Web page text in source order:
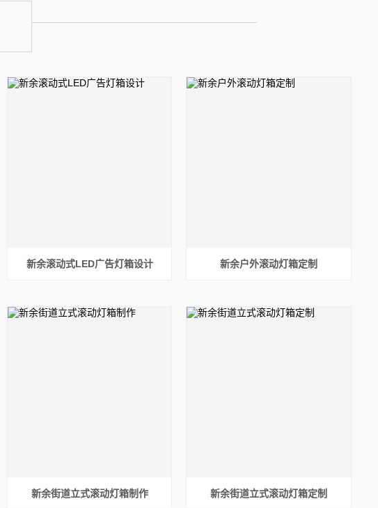
新余滚动式LED广告灯箱设计 新余户外滚动灯箱定制
新余街道立式滚动灯箱制作 新余街道立式滚动灯箱定制